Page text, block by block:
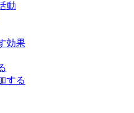
動
効果
する